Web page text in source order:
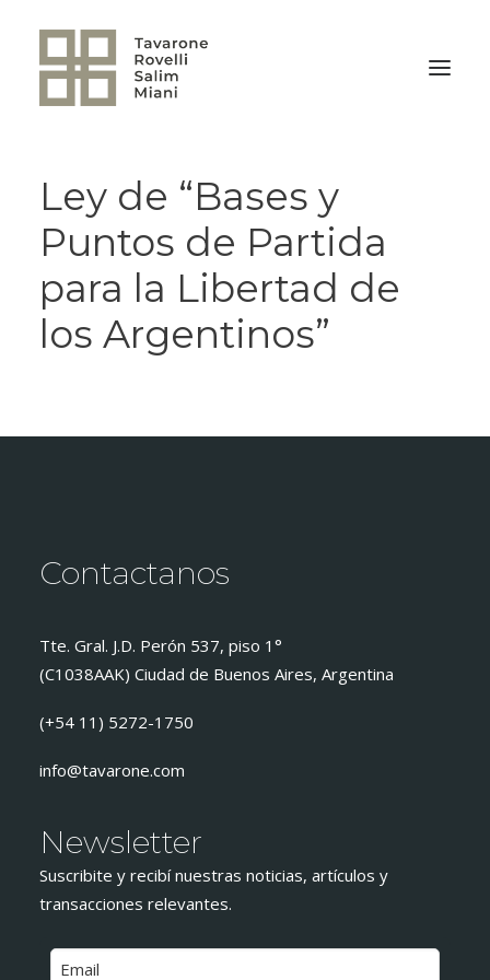
VOLVER A LA HOME
Ley de “Bases y
Puntos de Partida
para la Libertad de
los Argentinos”
Contactanos
Tte. Gral. J.D. Perón 537, piso 1°
(C1038AAK) Ciudad de Buenos Aires, Argentina
(+54 11) 5272-1750
info@tavarone.com
Newsletter
Suscribite y recibí nuestras noticias, artículos y
transacciones relevantes.